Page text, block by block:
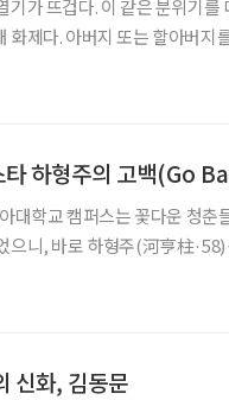
가 뜨겁다. 이 같은 분위기를
제다. 아버지 또는 할아버지
타 하형주의 고백(Go
대학교 캠퍼스는 꽃다운 청춘
으니, 바로 하형주(河亨柱
신화, 김동문